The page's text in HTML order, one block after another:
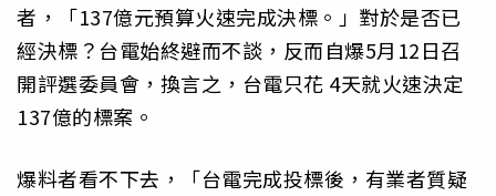
者，「137億元預算火速完成決標。」對於是否已
經決標？台電始終避而不談，反而自爆5月12日召
開評選委員會，換言之，台電只花 4天就火速決定
137億的標案。
爆料者看不下去，「台電完成投標後，有業者質疑